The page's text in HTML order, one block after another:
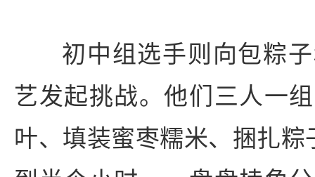
初中组选手则向包粽
艺发起挑战。他们三人一
叶、填装蜜枣糯米、捆扎